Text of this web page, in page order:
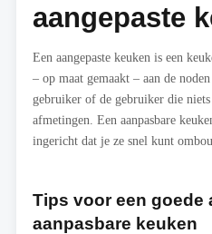
aangepaste
Een aangepaste keuken is een
– op maat gemaakt – aan de
gebruiker of de gebruiker die niets
afmetingen. Een aanpasbare
ingericht dat je ze snel kunt
Tips voor een goede
aanpasbare keuken